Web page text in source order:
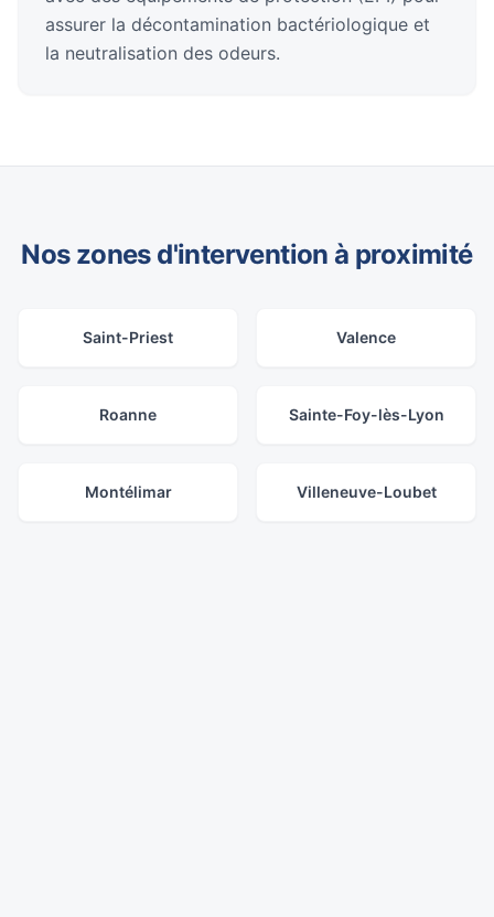
assurer la décontamination bactériologique et
la neutralisation des odeurs.
Nos zones d'intervention à proximité
Saint-Priest Valence
Roanne Sainte-Foy-lès-Lyon
Montélimar Villeneuve-Loubet